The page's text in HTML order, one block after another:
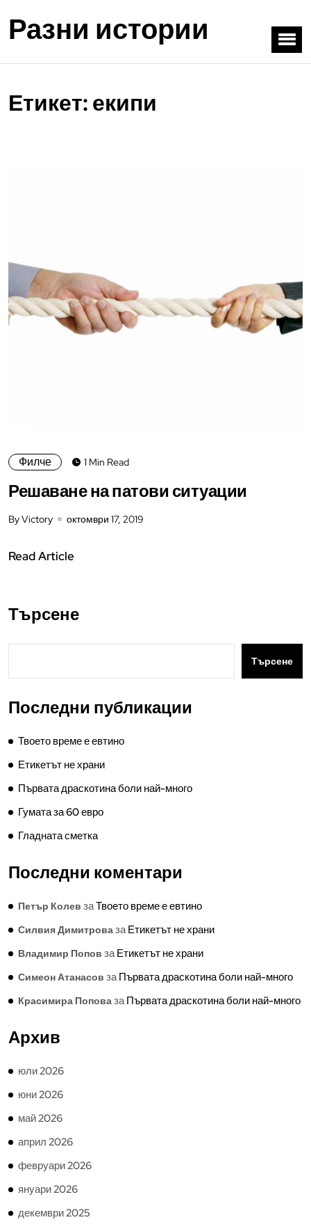
Разни истории
Етикет:екипи
Филче 1 Min Read
Решаване на патови ситуации
By Victory октомври 17, 2019
Read Article
Търсене
Търсене
Последни публикации
Твоето време е евтино
Етикетът не храни
Първата драскотина боли най-много
Гумата за 60 евро
Гладната сметка
Последни коментари
Петър Колев заТвоето време е евтино
Силвия ДимитровазаЕтикетът не храни
Владимир Попов заЕтикетът не храни
Симеон Атанасов заПървата драскотина боли най-много
Красимира ПоповазаПървата драскотина боли най-много
Архив
юли 2026
юни 2026
май 2026
април 2026
февруари 2026
януари 2026
декември 2025